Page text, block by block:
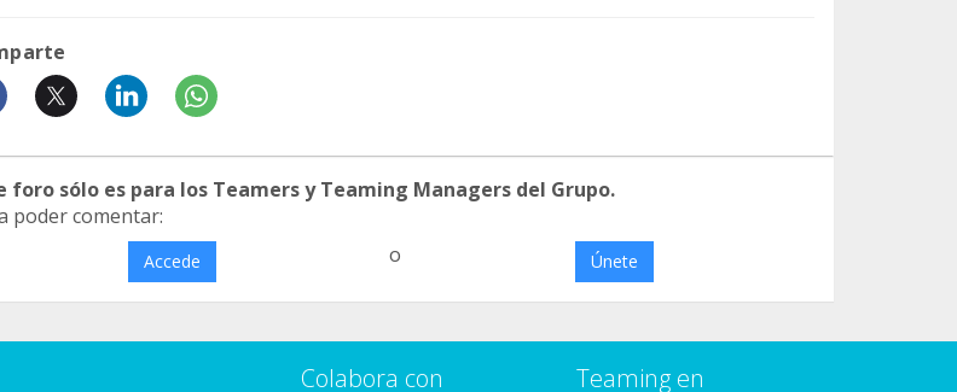
foro sólo es para los Teamers y Teaming Managers del Grupo.
poder comentar:
Accede o Únete
Colabora con
Teaming en